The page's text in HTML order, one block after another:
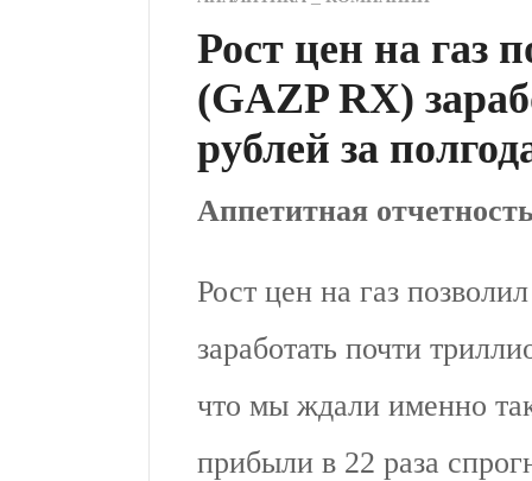
Рост цен на газ
(GAZP RX)
рублей за
Аппетитная
Рост цен на газ
заработать почти
что мы ждали именно
прибыли в 22 раза